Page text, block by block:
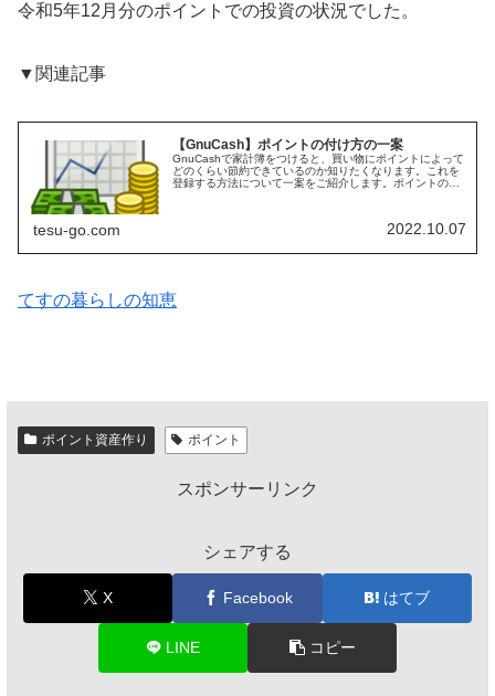
令和5年12月分のポイントでの投資の状況でした。
▼関連記事
【GnuCash】ポイントの付け方の一案
GnuCashで家計簿をつけると、買い物にポイントによって
どのくらい節約できているのか知りたくなります。これを
登録する方法について一案をご紹介します。ポイントの管
tesu-go.com 2022.10.07
てすの暮らしの知恵
ポイント資産作り ポイント
スポンサーリンク
シェアする
X Facebook はてブ
LINE コピー